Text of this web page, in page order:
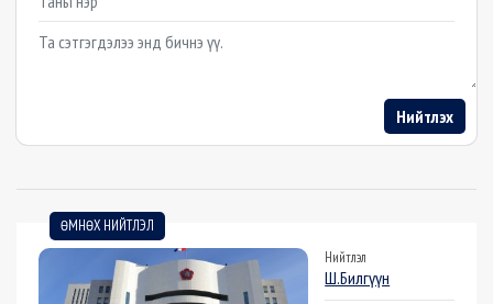
Example textarea
Нийтлэх
ӨМНӨХ НИЙТЛЭЛ
Нийтлэл
Ш.Билгүүн